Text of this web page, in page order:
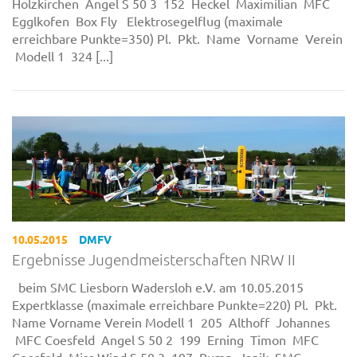
Holzkirchen Angel S 50 3 152 Heckel Maximilian MFC
Egglkofen Box Fly Elektrosegelflug (maximale
erreichbare Punkte=350) Pl. Pkt. Name Vorname Verein
Modell 1 324 [...]
10.05.2015 DMFV
Ergebnisse Jugendmeisterschaften NRW II
beim SMC Liesborn Wadersloh e.V. am 10.05.2015
Expertklasse (maximale erreichbare Punkte=220) Pl. Pkt.
Name Vorname Verein Modell 1 205 Althoff Johannes
MFC Coesfeld Angel S 50 2 199 Erning Timon MFC